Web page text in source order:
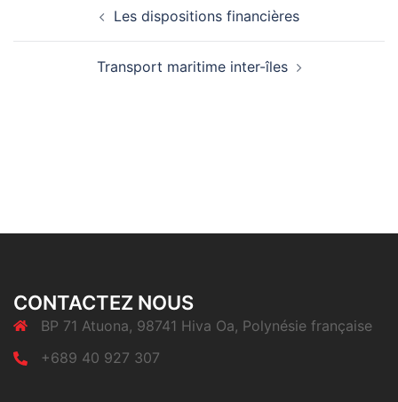
Les dispositions financières
Transport maritime inter-îles
CONTACTEZ NOUS
BP 71 Atuona, 98741 Hiva Oa, Polynésie française
+689 40 927 307